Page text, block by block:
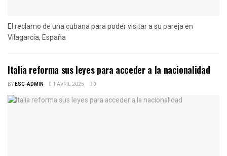
El reclamo de una cubana para poder visitar a su pareja en
Vilagarcía, España
Italia reforma sus leyes para acceder a la nacionalidad
BYESC-ADMIN 1 AVRIL 2025 0